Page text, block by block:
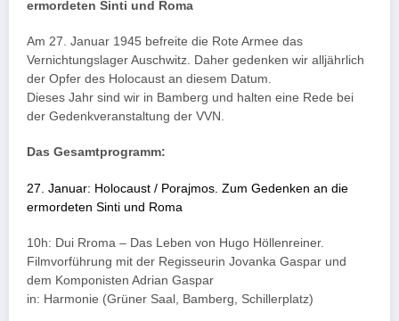
ermordeten Sinti und Roma
Am 27. Januar 1945 befreite die Rote Armee das
Vernichtungslager Auschwitz. Daher gedenken wir alljährlich
der Opfer des Holocaust an diesem Datum.
Dieses Jahr sind wir in Bamberg und halten eine Rede bei
der Gedenkveranstaltung der VVN.
Das Gesamtprogramm:
27. Januar: Holocaust / Porajmos. Zum Gedenken an die
ermordeten Sinti und Roma
10h: Dui Rroma – Das Leben von Hugo Höllenreiner.
Filmvorführung mit der Regisseurin Jovanka Gaspar und
dem Komponisten Adrian Gaspar
in: Harmonie (Grüner Saal, Bamberg, Schillerplatz)